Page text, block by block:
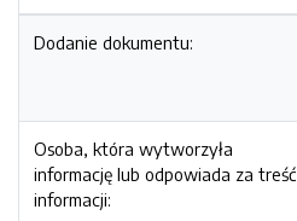
Dodanie dokumentu:
Osoba, która wytworzyła
informację lub odpowiada za treść
informacji: